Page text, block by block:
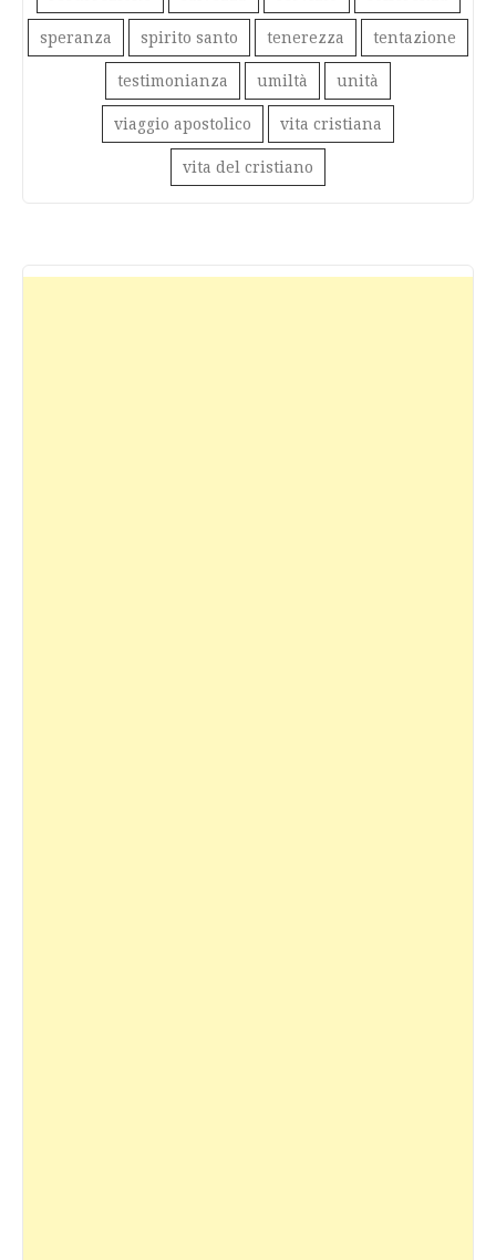
speranza spirito santo tenerezza tentazione
testimonianza umiltà unità
viaggio apostolico vita cristiana
vita del cristiano